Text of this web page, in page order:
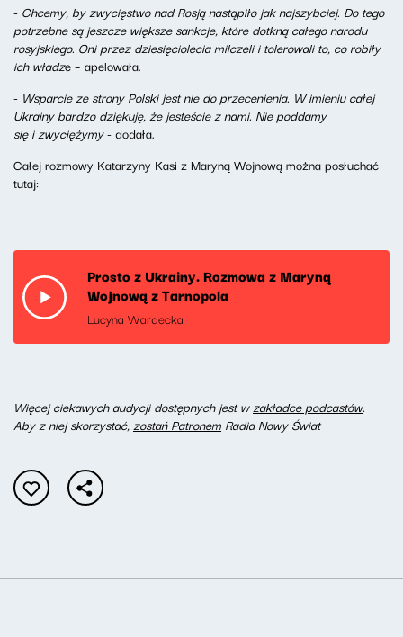
- Chcemy, by zwycięstwo nad Rosją nastąpiło jak najszybciej. Do tego
potrzebne są jeszcze większe sankcje, które dotkną całego narodu
rosyjskiego. Oni przez dziesięciolecia milczeli i tolerowali to, co robiły
ich władze – apelowała.
- Wsparcie ze strony Polski jest nie do przecenienia. W imieniu całej
Ukrainy bardzo dziękuję, że jesteście z nami. Nie poddamy
się i zwyciężymy- dodała.
Całej rozmowy Katarzyny Kasi z Maryną Wojnową można posłuchać
tutaj:
Prosto z Ukrainy. Rozmowa z Maryną
Wojnową z Tarnopola
Lucyna Wardecka
Więcej ciekawych audycji dostępnych jest wzakładce podcastów.
Aby z niej skorzystać,zostań Patronem Radia Nowy Świat